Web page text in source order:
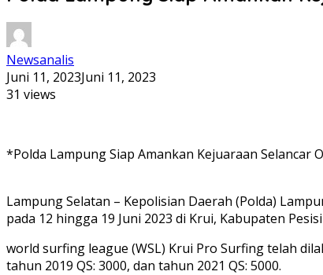
Newsanalis
Juni 11, 2023Juni 11, 2023
31 views
*Polda Lampung Siap Amankan Kejuaraan Selancar
Lampung Selatan – Kepolisian Daerah (Polda)
pada 12 hingga 19 Juni 2023 di Krui, Kabupaten
world surfing league (WSL) Krui Pro Surfing telah
tahun 2019 QS: 3000, dan tahun 2021 QS: 5000.